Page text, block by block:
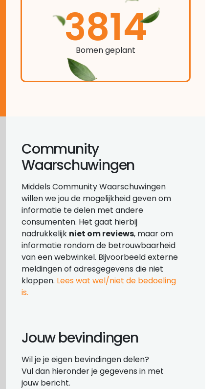
3814
Bomen geplant
Community
Waarschuwingen
Middels Community Waarschuwingen
willen we jou de mogelijkheid geven om
informatie te delen met andere
consumenten. Het gaat hierbij
nadrukkelijk niet om reviews, maar om
informatie rondom de betrouwbaarheid
van een webwinkel. Bijvoorbeeld externe
meldingen of adresgegevens die niet
kloppen. Lees wat wel/niet de bedoeling
is.
Jouw bevindingen
Wil je je eigen bevindingen delen?
Vul dan hieronder je gegevens in met
jouw bericht.